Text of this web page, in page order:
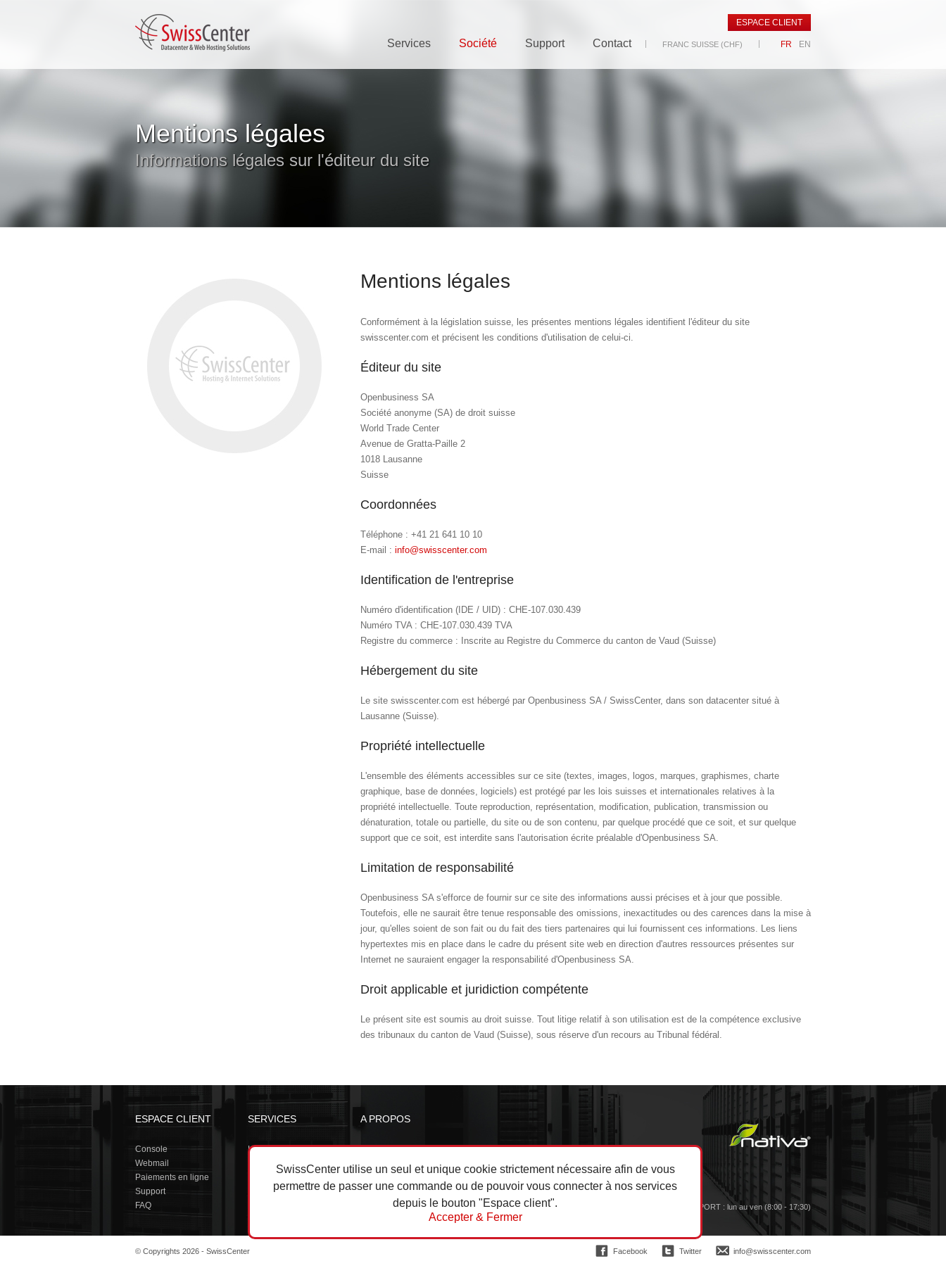
ESPACE CLIENT
FR EN
FRANC SUISSE (CHF)
Services Société Support Contact
SwissCenter utilise un seul et unique cookie strictement nécessaire afin de vous
permettre de passer une commande ou de pouvoir vous connecter à nos services
depuis le bouton "Espace client".
Accepter & Fermer
Mentions légales
Informations légales sur l'éditeur du site
Mentions légales
Conformément à la législation suisse, les présentes mentions légales identifient l'éditeur du site
swisscenter.com et précisent les conditions d'utilisation de celui-ci.
Éditeur du site
Openbusiness SA
Société anonyme (SA) de droit suisse
World Trade Center
Avenue de Gratta-Paille 2
1018 Lausanne
Suisse
Coordonnées
Téléphone : +41 21 641 10 10
E-mail : info@swisscenter.com
Identification de l'entreprise
Numéro d'identification (IDE / UID) : CHE-107.030.439
Numéro TVA : CHE-107.030.439 TVA
Registre du commerce : Inscrite au Registre du Commerce du canton de Vaud (Suisse)
Hébergement du site
Le site swisscenter.com est hébergé par Openbusiness SA / SwissCenter, dans son datacenter situé à
Lausanne (Suisse).
Propriété intellectuelle
L'ensemble des éléments accessibles sur ce site (textes, images, logos, marques, graphismes, charte
graphique, base de données, logiciels) est protégé par les lois suisses et internationales relatives à la
propriété intellectuelle. Toute reproduction, représentation, modification, publication, transmission ou
dénaturation, totale ou partielle, du site ou de son contenu, par quelque procédé que ce soit, et sur quelque
support que ce soit, est interdite sans l'autorisation écrite préalable d'Openbusiness SA.
Limitation de responsabilité
Openbusiness SA s'efforce de fournir sur ce site des informations aussi précises et à jour que possible.
Toutefois, elle ne saurait être tenue responsable des omissions, inexactitudes ou des carences dans la mise à
jour, qu'elles soient de son fait ou du fait des tiers partenaires qui lui fournissent ces informations. Les liens
hypertextes mis en place dans le cadre du présent site web en direction d'autres ressources présentes sur
Internet ne sauraient engager la responsabilité d'Openbusiness SA.
Droit applicable et juridiction compétente
Le présent site est soumis au droit suisse. Tout litige relatif à son utilisation est de la compétence exclusive
des tribunaux du canton de Vaud (Suisse), sous réserve d'un recours au Tribunal fédéral.
SUPPORT : lun au ven (8:00 - 17:30)
ESPACE CLIENT
Console
Webmail
Paiements en ligne
Support
FAQ
SERVICES
Hébergement web
Serveurs dédiés
Backup en ligne
A PROPOS
Contactez-nous
Conditions générales
Mentions légales
Politique de confidentialité
info@swisscenter.com
Twitter
Facebook
© Copyrights 2026 - SwissCenter